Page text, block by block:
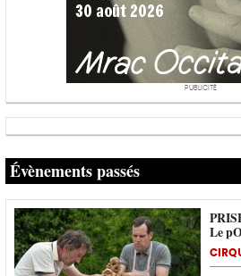
PUBLICITÉ
Évènements passés
Le